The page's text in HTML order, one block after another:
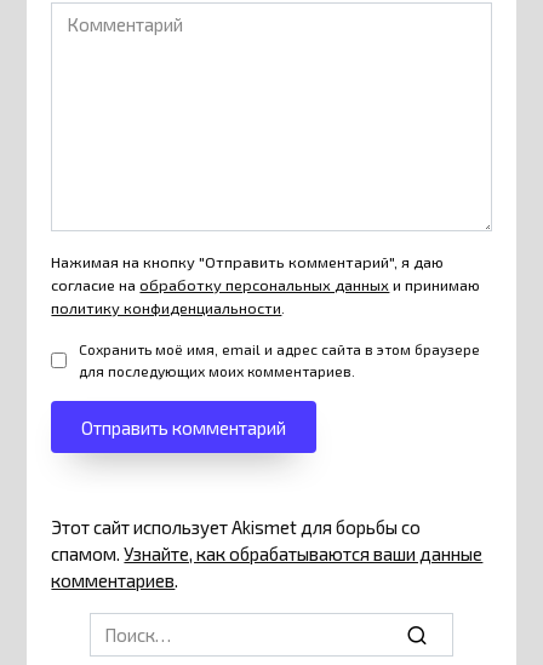
Комментарий
Нажимая на кнопку "Отправить комментарий", я даю
согласие наобработку персональных данныхи принимаю
политику конфиденциальности.
Сохранить моё имя, email и адрес сайта в этом браузере
для последующих моих комментариев.
Этот сайт использует Akismet для борьбы со
спамом.Узнайте, как обрабатываются ваши данные
комментариев.
Search
for: